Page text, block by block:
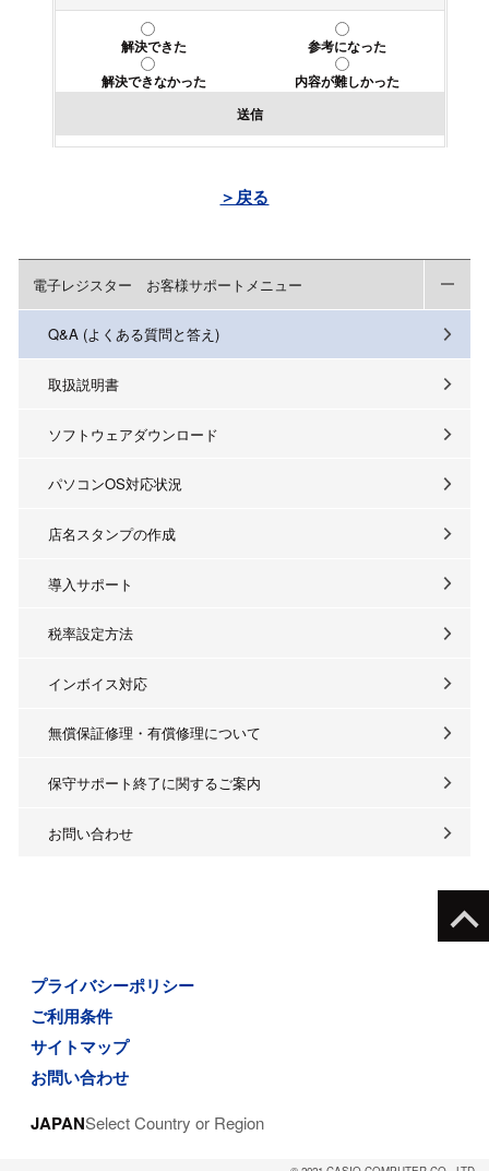
解決できた
参考になった
解決できなかった
内容が難しかった
送信
＞戻る
電子レジスター お客様サポートメニュー
Q&A (よくある質問と答え)
取扱説明書
ソフトウェアダウンロード
パソコンOS対応状況
店名スタンプの作成
導入サポート
税率設定方法
インボイス対応
無償保証修理・有償修理について
保守サポート終了に関するご案内
お問い合わせ
プライバシーポリシー
ご利用条件
サイトマップ
お問い合わせ
JAPANSelect Country or Region